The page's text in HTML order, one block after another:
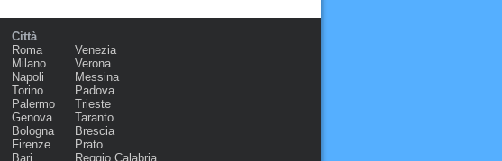
Città
Roma
Milano
Napoli
Torino
Palermo
Genova
Bologna
Firenze
Bari
Venezia
Verona
Messina
Padova
Trieste
Taranto
Brescia
Prato
Reggio Calabria